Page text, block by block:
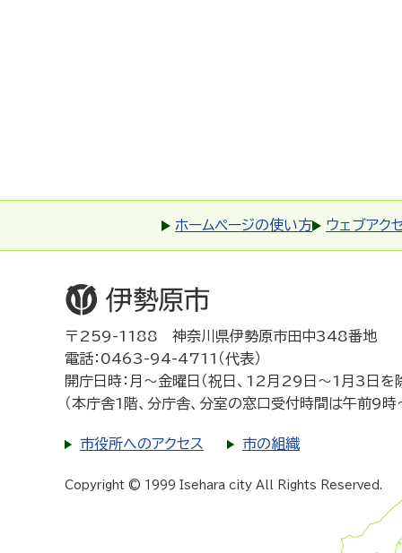
ホームページの使い方 ウェブアク
〒259-1188 神奈川県伊勢原市田中348番地
電話：0463-94-4711（代表）
開庁日時：月～金曜日（祝日、12月29日～1月3日
（本庁舎1階、分庁舎、分室の窓口受付時間は午前9
市役所へのアクセス 市の組織
Copyright © 1999 Isehara city All Rights Reserved.